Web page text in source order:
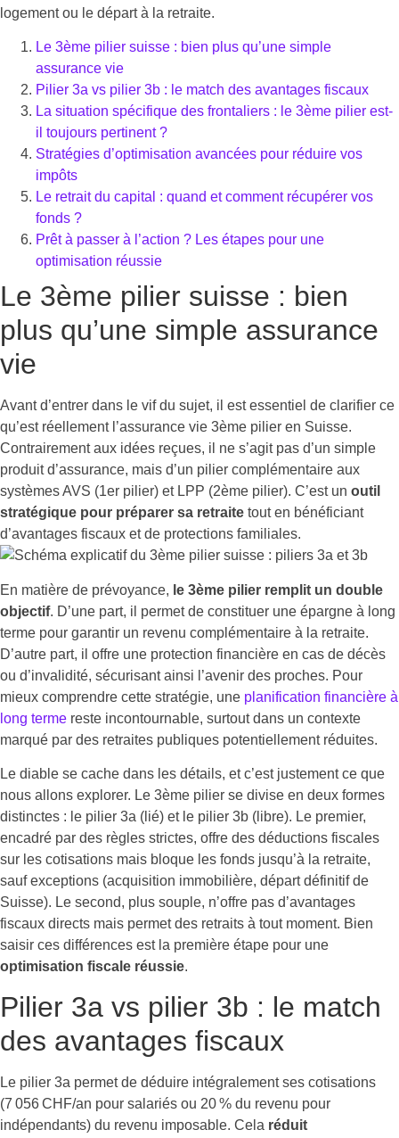
logement ou le départ à la retraite.
Le 3ème pilier suisse : bien plus qu’une simple
assurance vie
Pilier 3a vs pilier 3b : le match des avantages fiscaux
La situation spécifique des frontaliers : le 3ème pilier est-
il toujours pertinent ?
Stratégies d’optimisation avancées pour réduire vos
impôts
Le retrait du capital : quand et comment récupérer vos
fonds ?
Prêt à passer à l’action ? Les étapes pour une
optimisation réussie
Le 3ème pilier suisse : bien
plus qu’une simple assurance
vie
Avant d’entrer dans le vif du sujet, il est essentiel de clarifier ce
qu’est réellement l’assurance vie 3ème pilier en Suisse.
Contrairement aux idées reçues, il ne s’agit pas d’un simple
produit d’assurance, mais d’un pilier complémentaire aux
systèmes AVS (1er pilier) et LPP (2ème pilier). C’est un outil
stratégique pour préparer sa retraite tout en bénéficiant
d’avantages fiscaux et de protections familiales.
En matière de prévoyance, le 3ème pilier remplit un double
objectif. D’une part, il permet de constituer une épargne à long
terme pour garantir un revenu complémentaire à la retraite.
D’autre part, il offre une protection financière en cas de décès
ou d’invalidité, sécurisant ainsi l’avenir des proches. Pour
mieux comprendre cette stratégie, une planification financière à
long terme reste incontournable, surtout dans un contexte
marqué par des retraites publiques potentiellement réduites.
Le diable se cache dans les détails, et c’est justement ce que
nous allons explorer. Le 3ème pilier se divise en deux formes
distinctes : le pilier 3a (lié) et le pilier 3b (libre). Le premier,
encadré par des règles strictes, offre des déductions fiscales
sur les cotisations mais bloque les fonds jusqu’à la retraite,
sauf exceptions (acquisition immobilière, départ définitif de
Suisse). Le second, plus souple, n’offre pas d’avantages
fiscaux directs mais permet des retraits à tout moment. Bien
saisir ces différences est la première étape pour une
optimisation fiscale réussie.
Pilier 3a vs pilier 3b : le match
des avantages fiscaux
Le pilier 3a permet de déduire intégralement ses cotisations
(7 056 CHF/an pour salariés ou 20 % du revenu pour
indépendants) du revenu imposable. Cela réduit